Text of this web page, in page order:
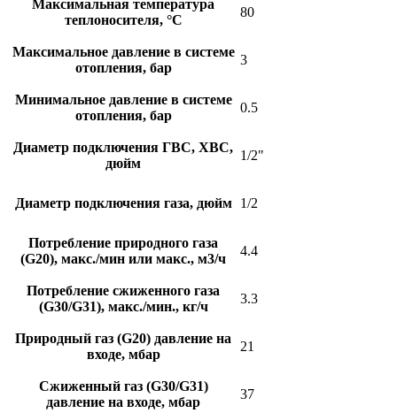
Максимальная температура
теплоносителя, °С
80
Максимальное давление в системе
отопления, бар
3
Минимальное давление в системе
отопления, бар
0.5
Диаметр подключения ГВС, ХВС,
дюйм
1/2"
Диаметр подключения газа, дюйм 1/2
Потребление природного газа
(G20), макс./мин или макс., м3/ч
4.4
Потребление сжиженного газа
(G30/G31), макс./мин., кг/ч
3.3
Природный газ (G20) давление на
входе, мбар
21
Сжиженный газ (G30/G31)
давление на входе, мбар
37